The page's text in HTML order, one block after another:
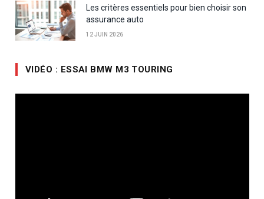
Les critères essentiels pour bien choisir son
assurance auto
12 JUIN 2026
VIDÉO : ESSAI BMW M3 TOURING